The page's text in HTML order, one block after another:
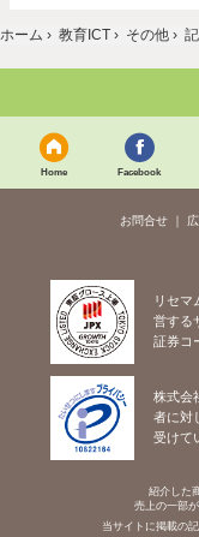
ホーム › 教育ICT › その他 ›
Home Facebook
お問合せ
リセマ
営する
証券コ
株式会
者に対
受けて
紹介した
売上の一部
当サイトに掲載の